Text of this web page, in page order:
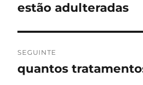
artigos
anterior:
estão adulteradas
SEGUINTE
Artigo
quantos